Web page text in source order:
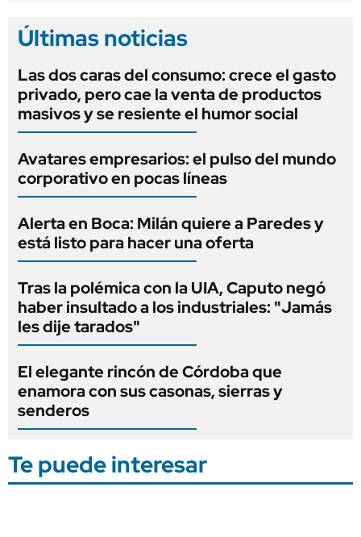
Últimas noticias
Las dos caras del consumo: crece el gasto
privado, pero cae la venta de productos
masivos y se resiente el humor social
Avatares empresarios: el pulso del mundo
corporativo en pocas líneas
Alerta en Boca: Milán quiere a Paredes y
está listo para hacer una oferta
Tras la polémica con la UIA, Caputo negó
haber insultado a los industriales: "Jamás
les dije tarados"
El elegante rincón de Córdoba que
enamora con sus casonas, sierras y
senderos
Te puede interesar